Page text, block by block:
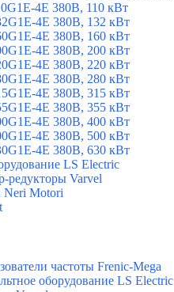
4E 380В, 110 кВт
4E 380В, 132 кВт
4E 380В, 160 кВт
4E 380В, 200 кВт
4E 380В, 220 кВт
4E 380В, 280 кВт
4E 380В, 315 кВт
4E 380В, 355 кВт
4E 380В, 400 кВт
4E 380В, 500 кВт
4E 380В, 630 кВт
LS Electric
редукторы Varvel
Neri Motori
частоты Frenic-Mega
оборудование LS Electric